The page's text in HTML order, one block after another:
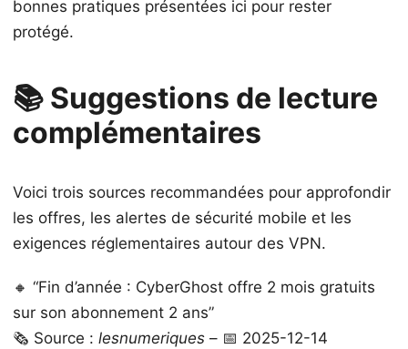
bonnes pratiques présentées ici pour rester
protégé.
📚 Suggestions de lecture
complémentaires
Voici trois sources recommandées pour approfondir
les offres, les alertes de sécurité mobile et les
exigences réglementaires autour des VPN.
🔸 “Fin d’année : CyberGhost offre 2 mois gratuits
sur son abonnement 2 ans”
🗞️ Source : lesnumeriques – 📅 2025-12-14